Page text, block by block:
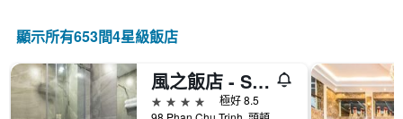
軸，
顯
過
去
按
星
級
分
類
的
況。
圖
表
有
顯示所有653間4星級飯店
風之飯店 - Spa
4星級
極好 8.5